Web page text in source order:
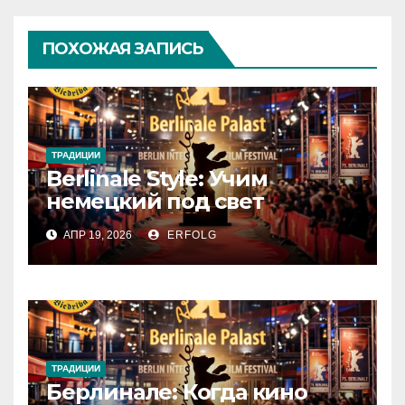
ПОХОЖАЯ ЗАПИСЬ
ТРАДИЦИИ
Berlinale Style: Учим
немецкий под свет
софитов!
АПР 19, 2026 ERFOLG
ТРАДИЦИИ
Берлинале: Когда кино